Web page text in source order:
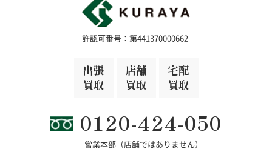
許認可番号：第441370000662
出張
買取
店舗
買取
宅配
買取
0120-424-050
営業本部（店舗ではありません）